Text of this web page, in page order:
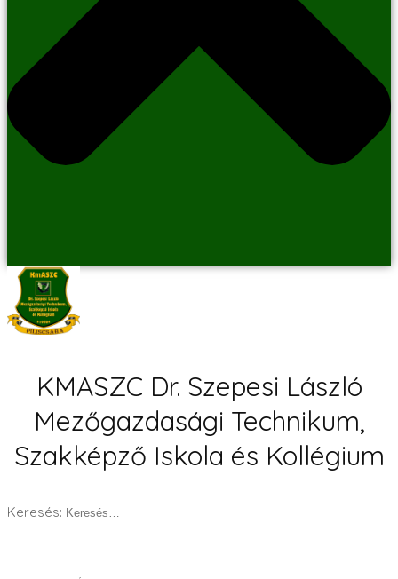
KMASZC Dr. Szepesi László
Mezőgazdasági Technikum,
Szakképző Iskola és Kollégium
Keresés: